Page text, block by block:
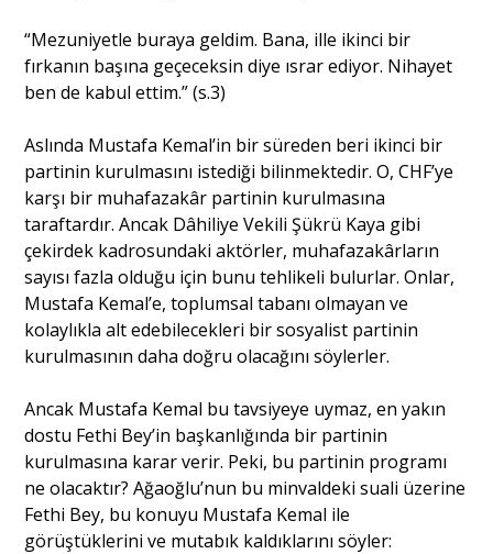
“Mezuniyetle buraya geldim. Bana, ille ikinci bir
fırkanın başına geçeceksin diye ısrar ediyor. Nihayet
ben de kabul ettim.” (s.3)
Aslında Mustafa Kemal’in bir süreden beri ikinci bir
partinin kurulmasını istediği bilinmektedir. O, CHF’ye
karşı bir muhafazakâr partinin kurulmasına
taraftardır. Ancak Dâhiliye Vekili Şükrü Kaya gibi
çekirdek kadrosundaki aktörler, muhafazakârların
sayısı fazla olduğu için bunu tehlikeli bulurlar. Onlar,
Mustafa Kemal’e, toplumsal tabanı olmayan ve
kolaylıkla alt edebilecekleri bir sosyalist partinin
kurulmasının daha doğru olacağını söylerler.
Ancak Mustafa Kemal bu tavsiyeye uymaz, en yakın
dostu Fethi Bey’in başkanlığında bir partinin
kurulmasına karar verir. Peki, bu partinin programı
ne olacaktır? Ağaoğlu’nun bu minvaldeki suali üzerine
Fethi Bey, bu konuyu Mustafa Kemal ile
görüştüklerini ve mutabık kaldıklarını söyler: